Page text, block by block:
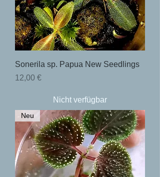
Sonerila sp. Papua New Seedlings
Preis
12,00 €
Nicht verfügbar
Neu